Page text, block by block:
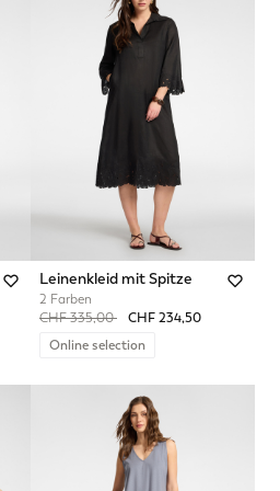
Leinenkleid mit Spitze
2 Farben
Price reduced from
CHF 335,00toCHF 234,50
Online selection